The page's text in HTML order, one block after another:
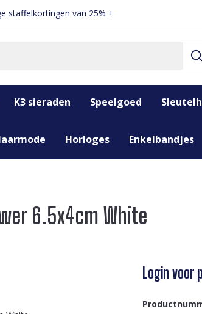
staffelkortingen van 25% +
K3 sieraden Speelgoed
Horloges Enkelbandjes
6.5x4cm White
Login voor